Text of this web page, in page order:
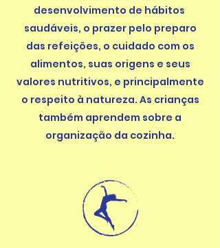
desenvolvimento de hábitos
saudáveis, o prazer pelo preparo
das refeições, o cuidado com os
alimentos, suas origens e seus
valores nutritivos, e principalmente
o respeito à natureza. As crianças
também aprendem sobre a
organização da cozinha.